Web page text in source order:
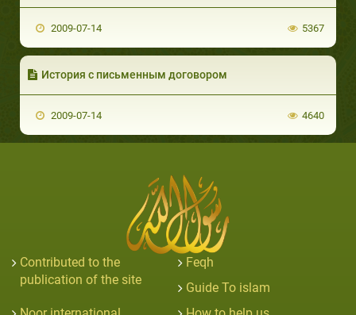
2009-07-14 5367
История с письменным договором
2009-07-14 4640
Contributed to the
publication of the site
Feqh
Guide To islam